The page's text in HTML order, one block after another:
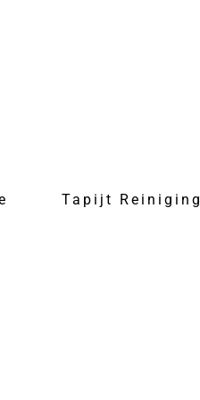
Tapijt Reiniging